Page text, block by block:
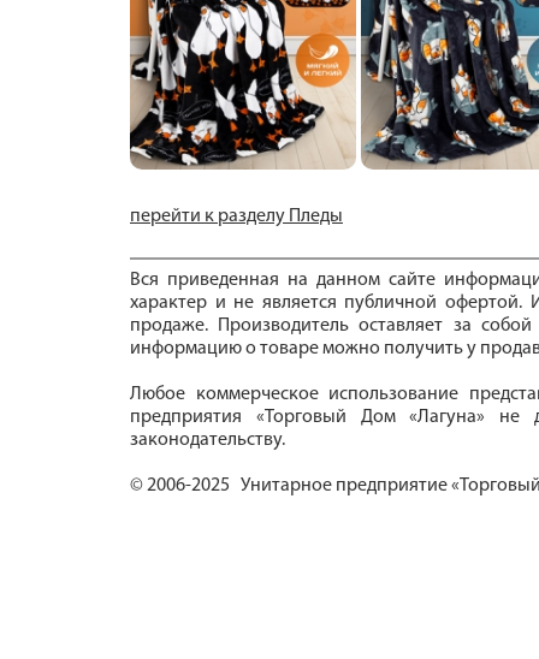
перейти к разделу Пледы
Вся приведенная на данном сайте
характер и не является публичной офертой.
продаже. Производитель оставляет за
информацию о товаре можно получить у
Любое коммерческое использование
предприятия «Торговый Дом «Лагуна» не
законодательству.
© 2006-2025 Унитарное предприятие